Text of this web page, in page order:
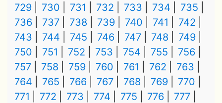
729
730 731 732 733 734
735
736
737 738 739 740 741
742
743
744 745 746 747 748
749
750
751 752 753 754 755
756
757
758 759 760 761 762
763
764
765 766 767 768 769
770
771
772 773 774 775 776
777